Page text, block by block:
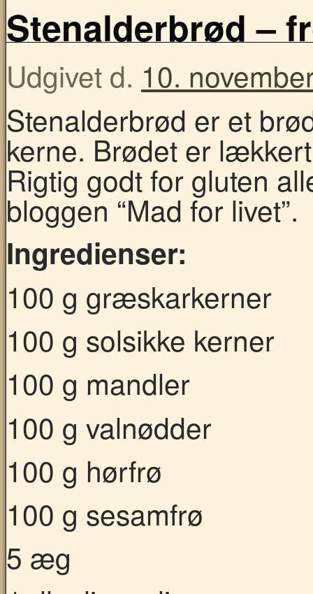
Stenalderbrød –
Udgivet d. 10.
Stenalderbrød er et
kerne. Brødet er
Rigtig godt for gluten
bloggen “Mad for livet”.
Ingredienser:
100 g græskarkerner
100 g solsikke kerner
100 g mandler
100 g valnødder
100 g hørfrø
100 g sesamfrø
5 æg